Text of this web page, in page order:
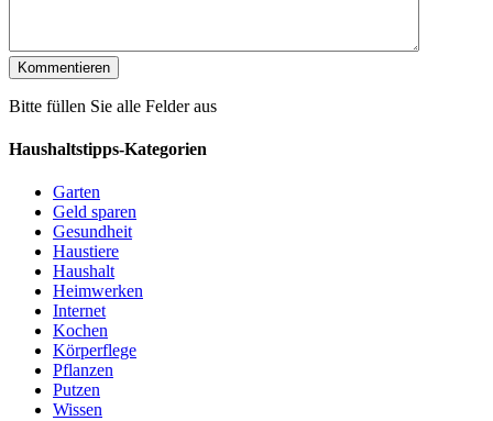
Bitte füllen Sie alle Felder aus
Haushaltstipps-Kategorien
Garten
Geld sparen
Gesundheit
Haustiere
Haushalt
Heimwerken
Internet
Kochen
Körperflege
Pflanzen
Putzen
Wissen